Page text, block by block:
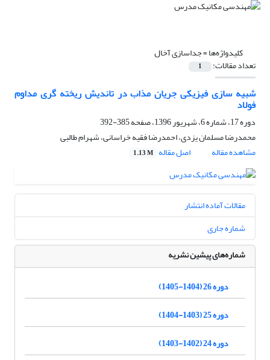
کلیدواژه‌ها =جداسازی آخال
تعداد مقالات: 1
شبیه سازی فیزیکی جریان مذاب در تاندیش ریخته گری مداوم
فولاد
دوره 17، شماره 6، شهریور 1396، صفحه
385-392
محمدرضا مسلمان یزدی، احمدرضا فقیه خراسانی، شهرام طالبی
مشاهده مقاله
اصل مقاله 1.13 M
مقالات آماده انتشار
شماره جاری
شماره‌های پیشین نشریه
دوره 26 (1404-1405)
دوره 25 (1403-1404)
دوره 24 (1402-1403)